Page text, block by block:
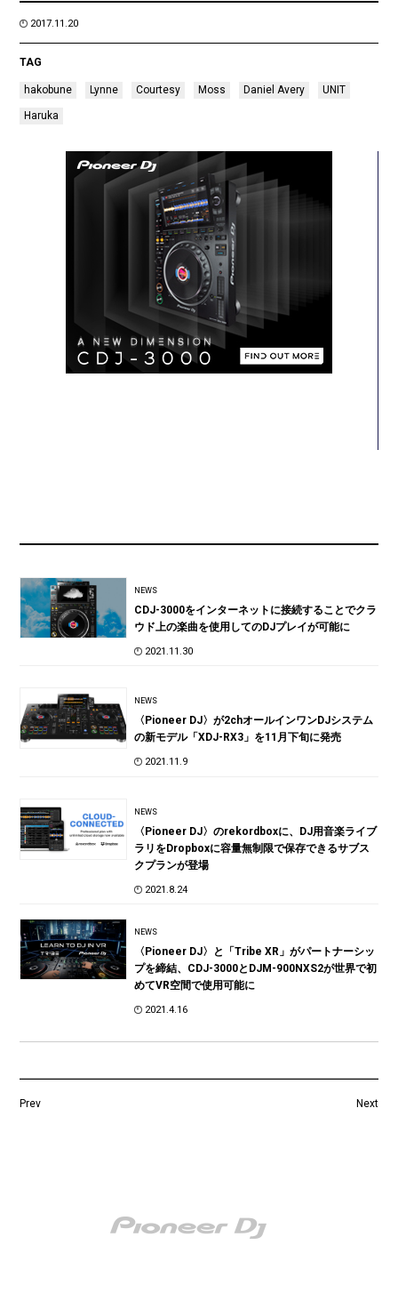
2017.11.20
TAG
hakobune Lynne Courtesy Moss Daniel Avery UNIT
Haruka
NEWS
CDJ-3000をインターネットに接続することでクラ
ウド上の楽曲を使用してのDJプレイが可能に
2021.11.30
NEWS
〈Pioneer DJ〉が2chオールインワンDJシステム
の新モデル「XDJ-RX3」を11月下旬に発売
2021.11.9
NEWS
〈Pioneer DJ〉のrekordboxに、DJ用音楽ライブ
ラリをDropboxに容量無制限で保存できるサブス
クプランが登場
2021.8.24
NEWS
〈Pioneer DJ〉と「Tribe XR」がパートナーシッ
プを締結、CDJ-3000とDJM-900NXS2が世界で初
めてVR空間で使用可能に
2021.4.16
Prev Next